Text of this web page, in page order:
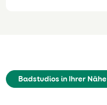
Badstudios in Ihrer Nähe